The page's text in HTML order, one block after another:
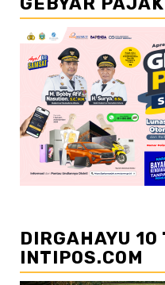
DIRGAHAYU 10
INTIPOS.COM